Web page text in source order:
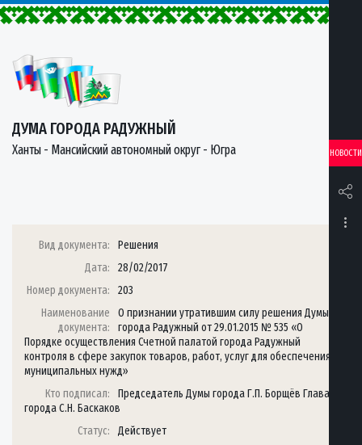
ДУМА ГОРОДА РАДУЖНЫЙ
Ханты - Мансийский автономный округ - Югра НОВОСТИ
Вид документа:
Решения
Дата:
28/02/2017
Номер документа:
203
Наименование
документа:
О признании утратившим силу решения Думы
города Радужный от 29.01.2015 № 535 «О
Порядке осуществления Счетной палатой города Радужный
контроля в сфере закупок товаров, работ, услуг для обеспечения
муниципальных нужд»
Кто подписал:
Председатель Думы города Г.П. Борщёв Глава
города С.Н. Баскаков
Статус:
Действует